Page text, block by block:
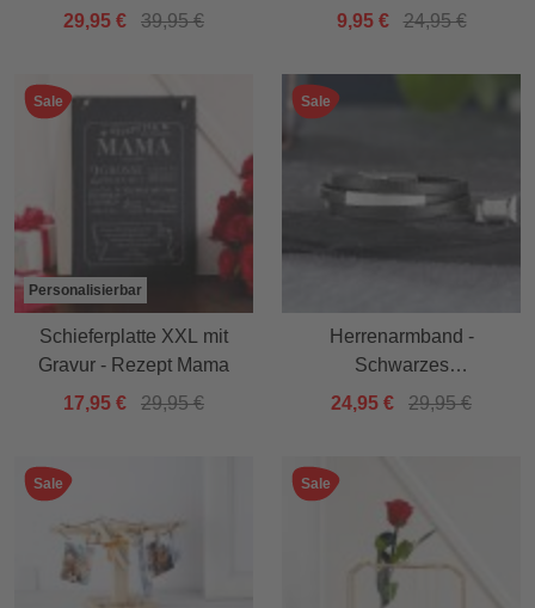
Liebe
29,95 € 39,95 €
9,95 €
24,95 €
Sale
Personalisierbar
Schieferplatte XXL mit
Gravur - Rezept Mama
17,95 €
29,95 €
Sale
Herrenarmband -
Schwarzes
Lederarmband
24,95 € 29,95 €
Sale Sale